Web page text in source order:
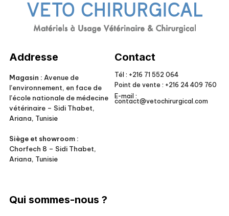
Addresse
Magasin : Avenue de
l’environnement, en face de
l’école nationale de médecine
vétérinaire – Sidi Thabet,
Ariana, Tunisie
Siège et showroom :
Chorfech 8 – Sidi Thabet,
Ariana, Tunisie
Contact
Tél : +216 71 552 064
Point de vente : +216 24 409 760
E-mail :
contact@vetochirurgical.com
Qui sommes-nous ?